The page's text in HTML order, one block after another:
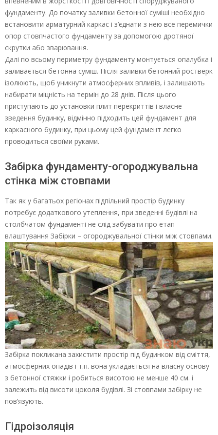
фундаменту. До початку заливки бетонної суміші необхідно
встановити арматурний каркас і з’єднати з нею все перемички
опор стовпчастого фундаменту за допомогою дротяної
скрутки або зварювання.
Далі по всьому периметру фундаменту монтується опалубка і
заливається бетонна суміш. Після заливки бетонний ростверк
ізолюють, щоб уникнути атмосферних впливів, і залишають
набирати міцність на термін до 28 днів. Після цього
приступають до установки плит перекриттів і власне
зведення будинку, відмінно підходить цей фундамент для
каркасного будинку, при цьому цей фундамент легко
проводиться своїми руками.
Забірка фундаменту-огороджувальна
стінка між стовпами
Так як у багатьох регіонах підпільний простір будинку
потребує додаткового утеплення, при зведенні будівлі на
столбчатом фундаменті не слід забувати про етап
влаштування Забірки – огороджувальної стінки між стовпами.
Забірка покликана захистити простір під будинком від сміття,
атмосферних опадів і т.п. вона укладається на власну основу
з бетонної стяжки і робиться висотою не менше 40 см. і
залежить від висоти цоколя будівлі. Зі стовпами забірку не
пов’язують.
Гідроізоляція